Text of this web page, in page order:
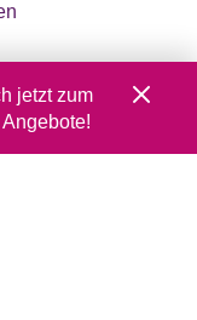
jetzt zum